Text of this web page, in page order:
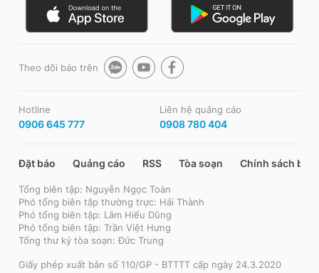
Theo dõi báo trên
Hotline
0906 645 777
Liên hệ quảng cáo
0908 780 404
Đặt báo Quảng cáo RSS Tòa soạn Chính sách bảo
Tổng biên tập: Nguyễn Ngọc Toàn
Phó tổng biên tập thường trực: Hải Thành
Phó tổng biên tập: Lâm Hiếu Dũng
Phó tổng biên tập: Trần Việt Hưng
Tổng thư ký tòa soạn: Đức Trung
Giấy phép xuất bản số 110/GP - BTTTT cấp ngày 24.3.2020